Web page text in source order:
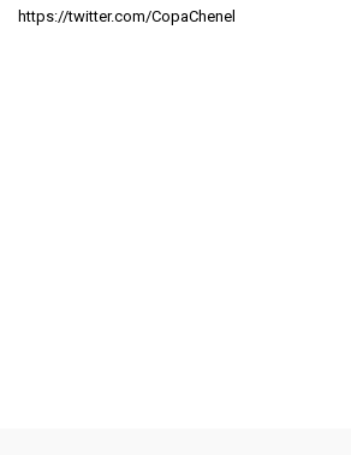
https://twitter.com/CopaChenel